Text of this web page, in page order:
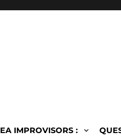
IMPROVISORS :